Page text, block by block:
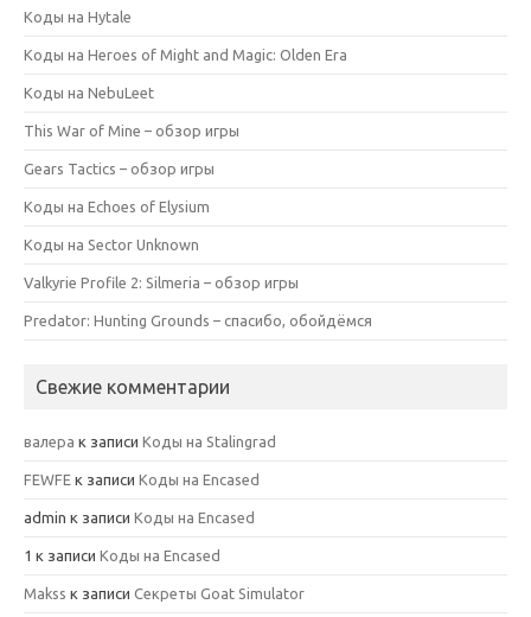
Коды на Hytale
Коды на Heroes of Might and Magic: Olden Era
Коды на NebuLeet
This War of Mine – обзор игры
Gears Tactics – обзор игры
Коды на Echoes of Elysium
Коды на Sector Unknown
Valkyrie Profile 2: Silmeria – обзор игры
Predator: Hunting Grounds – спасибо, обойдёмся
Свежие комментарии
валера к записи Коды на Stalingrad
FEWFE к записи Коды на Encased
admin к записи Коды на Encased
1 к записи Коды на Encased
Makss к записи Секреты Goat Simulator